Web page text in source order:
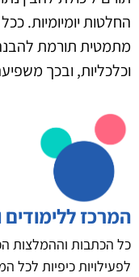
החלטות יומיומיות.
מתמטית תורמת
וכלכליות, ובכך
המרכז ללימודים
כל הכתבות וההמלצות
לפעילויות כיפיות לכל